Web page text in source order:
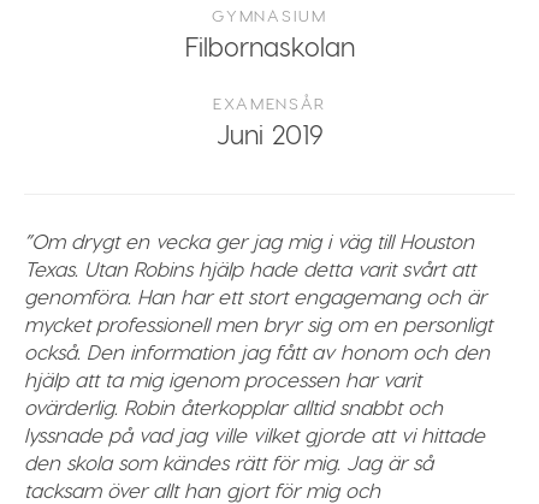
GYMNASIUM
Filbornaskolan
EXAMENSÅR
Juni 2019
”Om drygt en vecka ger jag mig i väg till Houston
Texas. Utan Robins hjälp hade detta varit svårt att
genomföra. Han har ett stort engagemang och är
mycket professionell men bryr sig om en personligt
också. Den information jag fått av honom och den
hjälp att ta mig igenom processen har varit
ovärderlig. Robin återkopplar alltid snabbt och
lyssnade på vad jag ville vilket gjorde att vi hittade
den skola som kändes rätt för mig. Jag är så
tacksam över allt han gjort för mig och